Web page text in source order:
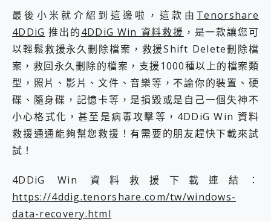
最後小米就介紹到這邊啦，這款由 Tenorshare
4DDiG 推出的4DDiG Win 資料救援 ，是一款讓您可
以輕鬆救援永久刪除檔案，救援Shift Delete刪除檔
案，救回永久刪除的檔案，支援1000種以上的檔案類
型，照片、影片、文件、音樂等，不論你的裝置、硬
碟、隨身碟，記憶卡等，是損毀或是自己一個失神不
小心格式化，甚至是病毒攻擊等，4DDiG Win 資料
救援通通能夠幫您救援！有需要的朋友趕快下載來試
試！
4DDiG Win 資料救援下載連結：
https://4ddig.tenorshare.com/tw/windows-
data-recovery.html